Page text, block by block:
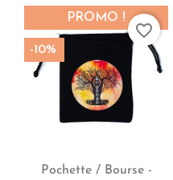
Aperçu rapide
Pochette / Bourse -
PROMO !
-10%
favorite_border